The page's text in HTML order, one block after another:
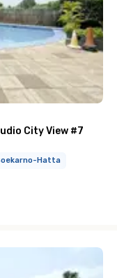
City View #7
Hatta